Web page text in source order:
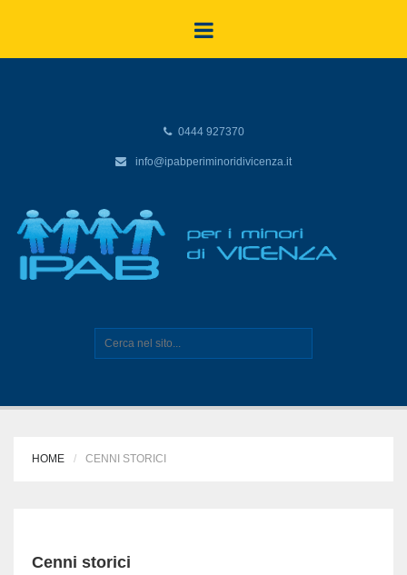
0444 927370
info@ipabperiminoridivicenza.it
HOME CENNI STORICI
Cenni storici